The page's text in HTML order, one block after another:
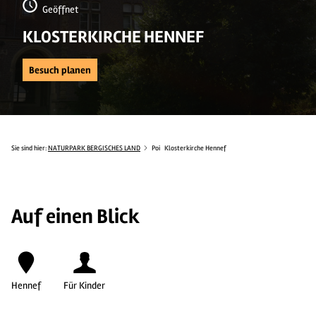
Geöffnet
KLOSTERKIRCHE HENNEF
Besuch planen
Sie sind hier: NATURPARK BERGISCHES LAND Poi Klosterkirche Hennef
Auf einen Blick
Hennef Für Kinder